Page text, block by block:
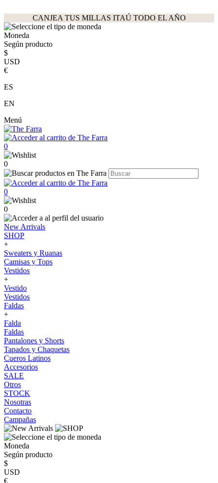
CANJEA TUS MILLAS ITAÚ TODO EL AÑO
Moneda
Según producto
$
USD
€
ES
EN
Menú
0
0
0
0
New Arrivals
SHOP
+
Sweaters y Ruanas
Camisas y Tops
Vestidos
+
Vestido
Vestidos
Faldas
+
Falda
Faldas
Pantalones y Shorts
Tapados y Chaquetas
Cueros Latinos
Accesorios
SALE
Otros
STOCK
Nosotras
Contacto
Campañas
Moneda
Según producto
$
USD
€